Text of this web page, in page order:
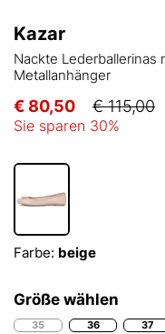
Kazar
Nackte Lederballerinas
Metallanhänger
€ 80,50 € 115,00
Sie sparen 30%
Farbe: beige
Größe wählen
35 36 37